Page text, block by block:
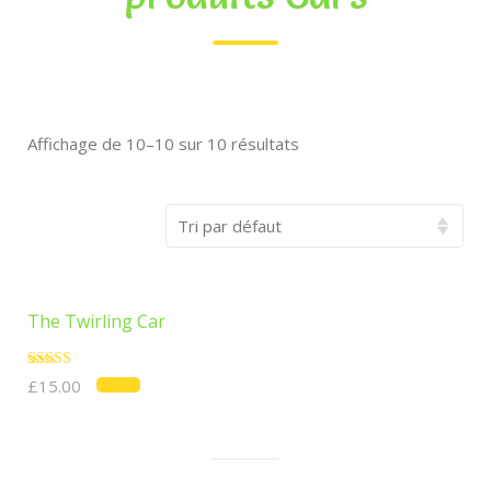
Affichage de 10–10 sur 10 résultats
The Twirling Car
Note
5.00
£15.00